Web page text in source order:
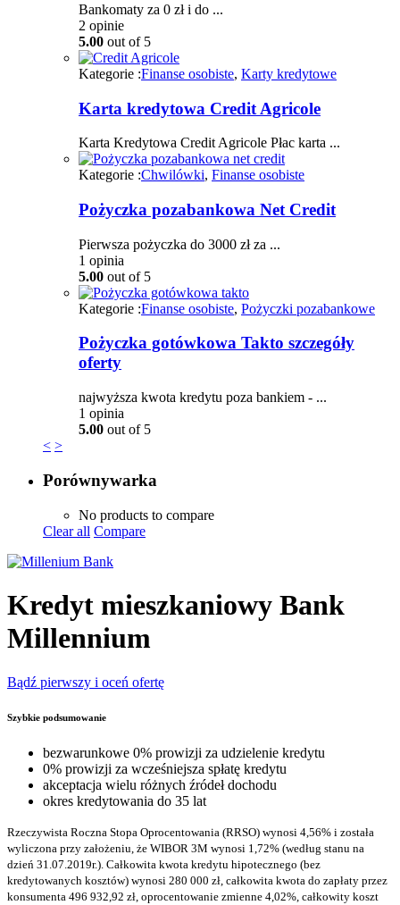
Bankomaty za 0 zł i do ...
2 opinie
5.00 out of 5
Kategorie :Finanse osobiste, Karty kredytowe
Karta kredytowa Credit Agricole
Karta Kredytowa Credit Agricole Płac karta ...
Kategorie :Chwilówki, Finanse osobiste
Pożyczka pozabankowa Net Credit
Pierwsza pożyczka do 3000 zł za ...
1 opinia
5.00 out of 5
Kategorie :Finanse osobiste, Pożyczki pozabankowe
Pożyczka gotówkowa Takto szczegóły
oferty
najwyższa kwota kredytu poza bankiem - ...
1 opinia
5.00 out of 5
< >
Porównywarka
No products to compare
Clear all Compare
Kredyt mieszkaniowy Bank
Millennium
Bądź pierwszy i oceń ofertę
Szybkie podsumowanie
bezwarunkowe 0% prowizji za udzielenie kredytu
0% prowizji za wcześniejsza spłatę kredytu
akceptacja wielu różnych źródeł dochodu
okres kredytowania do 35 lat
Rzeczywista Roczna Stopa Oprocentowania (RRSO) wynosi 4,56% i została
wyliczona przy założeniu, że WIBOR 3M wynosi 1,72% (według stanu na
dzień 31.07.2019r.). Całkowita kwota kredytu hipotecznego (bez
kredytowanych kosztów) wynosi 280 000 zł, całkowita kwota do zapłaty przez
konsumenta 496 932,92 zł, oprocentowanie zmienne 4,02%, całkowity koszt